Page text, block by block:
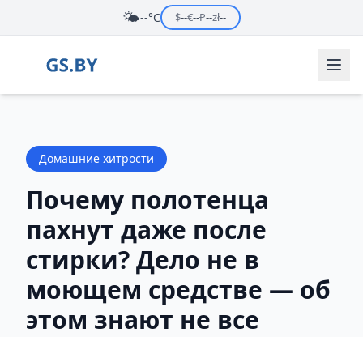
🌤️--°C $--€--₽--zł--
Домашние хитрости
Почему полотенца
пахнут даже после
стирки? Дело не в
моющем средстве — об
этом знают не все